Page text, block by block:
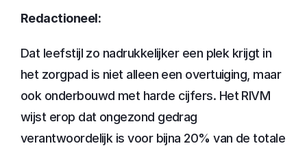
Redactioneel:
Dat leefstijl zo nadrukkelijker een plek krijgt in
het zorgpad is niet alleen een overtuiging, maar
ook onderbouwd met harde cijfers. Het RIVM
wijst erop dat ongezond gedrag
verantwoordelijk is voor bijna 20% van de totale